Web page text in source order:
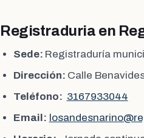
Registraduria en
Sede: Registraduría
Dirección: Calle
Teléfono: 3167933044
Email: